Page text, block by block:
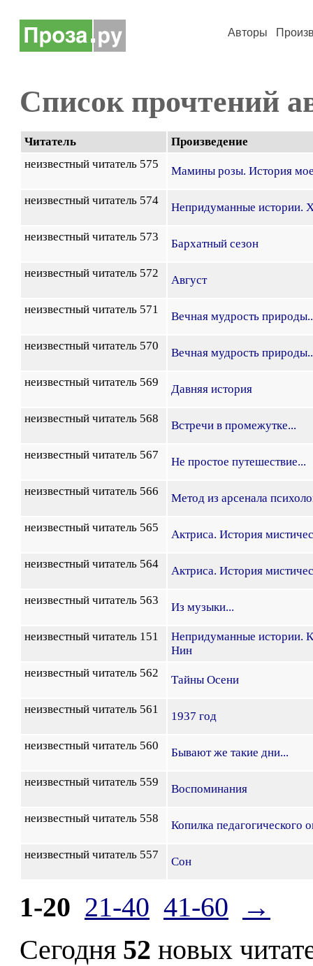
Авторы
Список прочтений
Читатель
Произведение
неизвестный читатель 575
Мамины розы. История
неизвестный читатель 574
Непридуманные истории.
неизвестный читатель 573
Бархатный сезон
неизвестный читатель 572
Август
неизвестный читатель 571
Вечная мудрость
неизвестный читатель 570
Вечная мудрость
неизвестный читатель 569
Давняя история
неизвестный читатель 568
Встречи в промежутке...
неизвестный читатель 567
Не простое путешествие...
неизвестный читатель 566
Метод из арсенала
неизвестный читатель 565
Актриса. История
неизвестный читатель 564
Актриса. История
неизвестный читатель 563
Из музыки...
неизвестный читатель 151
Непридуманные истории.
Нин
неизвестный читатель 562
Тайны Осени
неизвестный читатель 561
1937 год
неизвестный читатель 560
Бывают же такие дни...
неизвестный читатель 559
Воспоминания
неизвестный читатель 558
Копилка педагогического
неизвестный читатель 557
Сон
1-20 21-40 41-60
→
Сегодня 52 новых